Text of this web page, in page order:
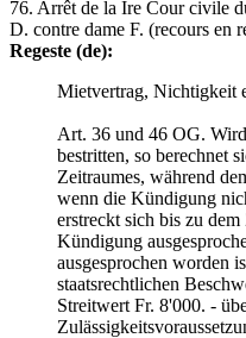
76. Arrêt de la Ire Cour civile
D. contre dame F. (recours en
Regeste (de):
Mietvertrag, Nichtigkeit
Art. 36 und 46 OG.
bestritten, so berechnet
Zeitraumes, während
wenn die Kündigung
erstreckt sich bis zu
Kündigung
ausgesprochen worden
staatsrechtlichen
Streitwert Fr. 8'000. -